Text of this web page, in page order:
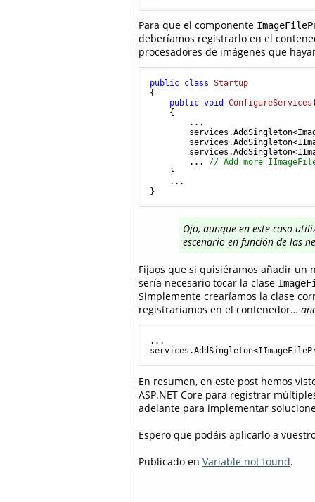
Para que el componente
deberíamos registrarlo en el
procesadores de imágenes que
public class Startup
{
public void ConfigureServices
    {
        ...
        ...
// Add more
    }
    ...
}
Ojo, aunque en este caso
escenario en función de las
Fijaos que si quisiéramos añadir un
sería necesario tocar la clase
Simplemente crearíamos la clase
registraríamos en el contenedor…
...
En resumen, en este post hemos
ASP.NET Core para registrar
adelante para implementar
Espero que podáis aplicarlo a
Publicado en Variable not found.